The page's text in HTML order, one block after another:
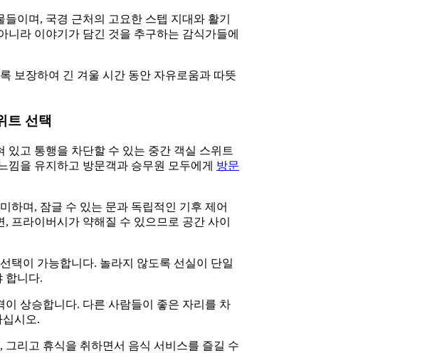
이며, 국경 근처의 고요한 스텝 지대와 활기
라 이야기가 담긴 것을 추구하는 감식가들에
보장하여 긴 겨울 시간 동안 자유로움과 따뜻
트 선택
있고 통행을 차단할 수 있는 중간 객실 스위트
낌을 유지하고 방문객과 승무원 모두에게 방문
하며, 잠글 수 있는 문과 독립적인 기후 제어
프라이버시가 약해질 수 있으므로 공간 사이
택이 가능합니다. 놀라지 않도록 선실이 단일
합니다.
상승합니다. 다른 사람들이 좋은 자리를 차
시오.
리고 휴식을 취하면서 음식 서비스를 즐길 수